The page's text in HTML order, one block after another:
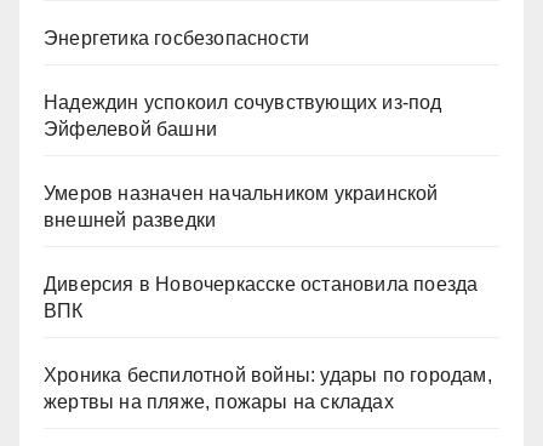
Энергетика госбезопасности
Надеждин успокоил сочувствующих из-под
Эйфелевой башни
Умеров назначен начальником украинской
внешней разведки
Диверсия в Новочеркасске остановила поезда
ВПК
Хроника беспилотной войны: удары по городам,
жертвы на пляже, пожары на складах